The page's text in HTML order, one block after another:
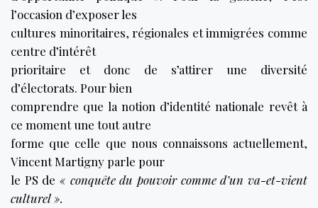
l’occasion d’exposer les
cultures minoritaires, régionales et immigrées comme
centre d’intérêt
prioritaire et donc de s’attirer une diversité
d’électorats. Pour bien
comprendre que la notion d’identité nationale revêt à
ce moment une tout autre
forme que celle que nous connaissons actuellement,
Vincent Martigny parle pour
le PS de « conquête du pouvoir comme d’un va-et-vient
culturel ».